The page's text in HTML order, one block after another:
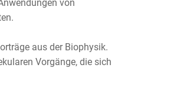
von
aus der Biophysik.
Vorgänge, die sich